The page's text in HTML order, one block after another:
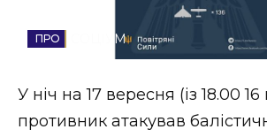
Стиль життя
Втрачений Ужгород
СОЦІУМ
У ніч на 17 вересня (із 18.00
противник атакував